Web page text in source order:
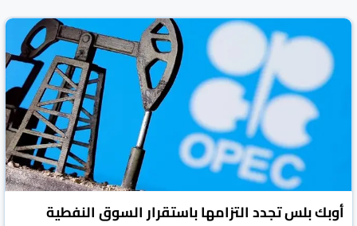
أوبك بلس تجدد التزامها باستقرار السوق النفطية